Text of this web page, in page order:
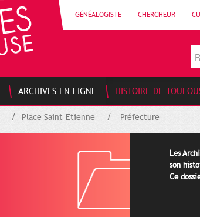
GÉNÉALOGISTE CHERCHEUR
ARCHIVES EN LIGNE HISTOIRE DE
Place Saint-Etienne Préfecture
Les
son
Ce